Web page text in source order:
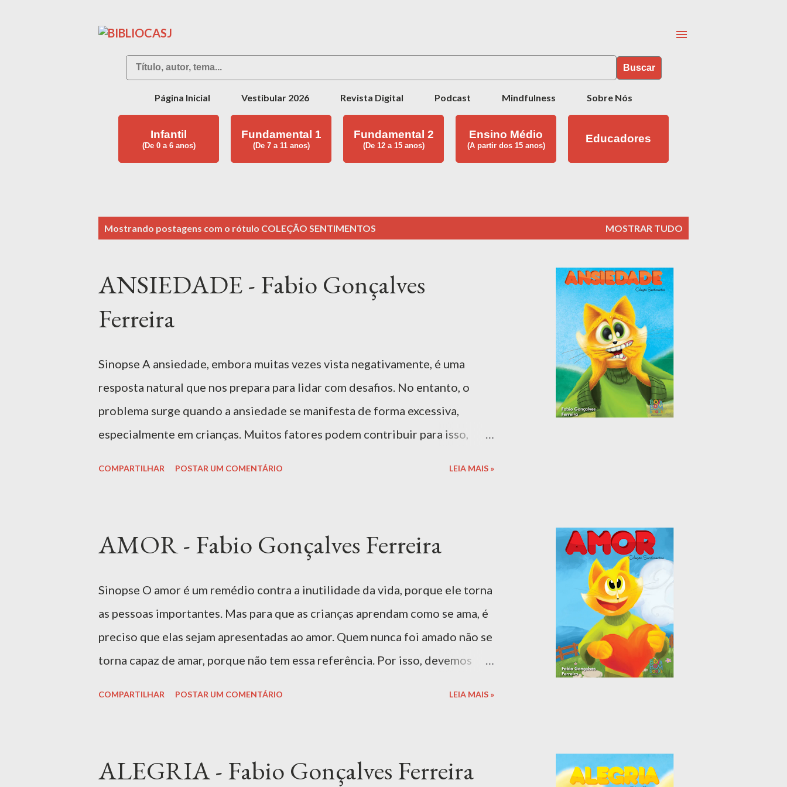
Buscar
Página Inicial Vestibular 2026 Revista Digital Podcast Mindfulness Sobre Nós
Infantil
(De 0 a 6 anos)
Fundamental 1
(De 7 a 11 anos)
Fundamental 2
(De 12 a 15 anos)
Ensino Médio
(A partir dos 15 anos)
Educadores
Mostrando postagens com o rótulo COLEÇÃO SENTIMENTOS MOSTRAR TUDO
ANSIEDADE - Fabio Gonçalves
Ferreira
Sinopse A ansiedade, embora muitas vezes vista negativamente, é uma
resposta natural que nos prepara para lidar com desafios. No entanto, o
problema surge quando a ansiedade se manifesta de forma excessiva,
especialmente em crianças. Muitos fatores podem contribuir para isso,
desenvolverem autoconfiança. Indicado para: 0 — 6 anos, EI Ler livro
do CASJ. Para acessá-lo, utilize seu e-mail CASJ. Comprar Livro | Amazon
MAIS INFORMAÇÕES SOBRE A OBRA "Ansiedade", de Fábio Gonçalves
Ferreira, é uma obra que explora a ...
COMPARTILHAR POSTAR UM COMENTÁRIO LEIA MAIS »
AMOR - Fabio Gonçalves Ferreira
Sinopse O amor é um remédio contra a inutilidade da vida, porque ele torna
as pessoas importantes. Mas para que as crianças aprendam como se ama, é
preciso que elas sejam apresentadas ao amor. Quem nunca foi amado não se
torna capaz de amar, porque não tem essa referência. Por isso, devemos
— 6 anos, EI Ler livro ACESSO EXCLUSIVO CASJ: Este livro é exclusivo
COMPARTILHAR POSTAR UM COMENTÁRIO LEIA MAIS »
ALEGRIA - Fabio Gonçalves Ferreira